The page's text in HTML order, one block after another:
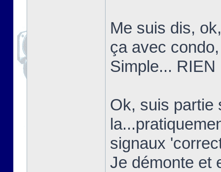
Me suis dis,
ça avec
Simple...
Ok, suis partie
signaux
Je démonte et